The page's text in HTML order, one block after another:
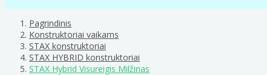
Pagrindinis
Konstruktoriai vaikams
STAX konstruktoriai
STAX HYBRID konstruktoriai
STAX Hybrid Visureigis Milžinas